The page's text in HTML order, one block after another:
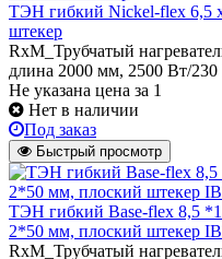
ТЭН гибкий Nickel-flex 6,5
штекер
RxM_Трубчатый
длина 2000 мм, 2500 Вт/
Не указана цена за 1
Нет в наличии
Под заказ
Быстрый просмотр
ТЭН гибкий Base-flex 8,5
2*50 мм, плоский штекер
RxM_Трубчатый